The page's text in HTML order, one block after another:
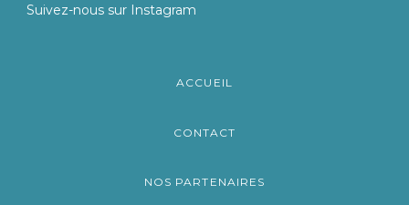
Suivez-nous sur Instagram
ACCUEIL
CONTACT
NOS PARTENAIRES